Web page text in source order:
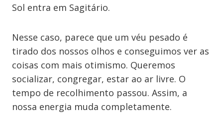
Sol entra em Sagitário.
Nesse caso, parece que um véu pesado é
tirado dos nossos olhos e conseguimos ver as
coisas com mais otimismo. Queremos
socializar, congregar, estar ao ar livre. O
tempo de recolhimento passou. Assim, a
nossa energia muda completamente.